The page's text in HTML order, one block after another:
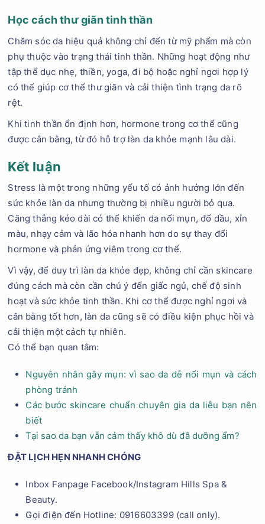
Học cách thư giãn tinh thần
Chăm sóc da hiệu quả không chỉ đến từ mỹ phẩm mà còn
phụ thuộc vào trạng thái tinh thần. Những hoạt động như
tập thể dục nhẹ, thiền, yoga, đi bộ hoặc nghỉ ngơi hợp lý
có thể giúp cơ thể thư giãn và cải thiện tình trạng da rõ
rệt.
Khi tinh thần ổn định hơn, hormone trong cơ thể cũng
được cân bằng, từ đó hỗ trợ làn da khỏe mạnh lâu dài.
Kết luận
Stress là một trong những yếu tố có ảnh hưởng lớn đến
sức khỏe làn da nhưng thường bị nhiều người bỏ qua.
Căng thẳng kéo dài có thể khiến da nổi mụn, đổ dầu, xỉn
màu, nhạy cảm và lão hóa nhanh hơn do sự thay đổi
hormone và phản ứng viêm trong cơ thể.
Vì vậy, để duy trì làn da khỏe đẹp, không chỉ cần skincare
đúng cách mà còn cần chú ý đến giấc ngủ, chế độ sinh
hoạt và sức khỏe tinh thần. Khi cơ thể được nghỉ ngơi và
cân bằng tốt hơn, làn da cũng sẽ có điều kiện phục hồi và
cải thiện một cách tự nhiên.
Có thể bạn quan tâm:
Nguyên nhân gây mụn: vì sao da dễ nổi mụn và cách
phòng tránh
Các bước skincare chuẩn chuyên gia da liễu bạn nên
biết
Tại sao da bạn vẫn cảm thấy khô dù đã dưỡng ẩm?
ĐẶT LỊCH HẸN NHANH CHÓNG
Inbox Fanpage Facebook/Instagram Hills Spa &
Beauty.
Gọi điện đến Hotline: 0916603399 (call only).